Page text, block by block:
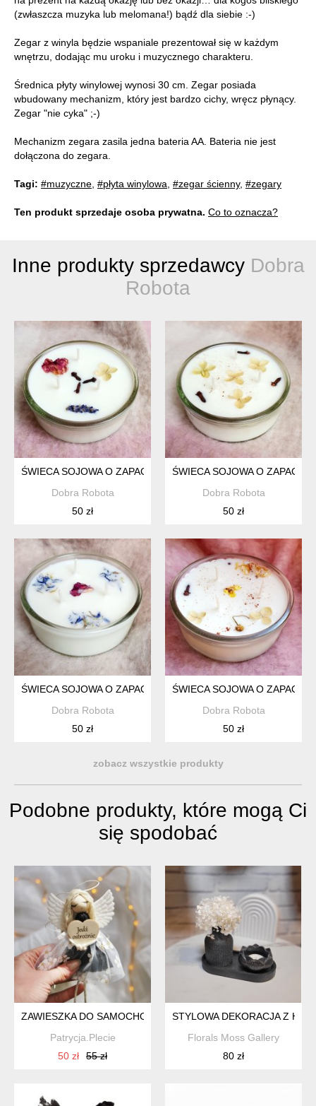
(zwłaszcza muzyka lub melomana!) bądź dla siebie :-)
Zegar z winyla będzie wspaniale prezentował się w każdym
wnętrzu, dodając mu uroku i muzycznego charakteru.
Średnica płyty winylowej wynosi 30 cm. Zegar posiada
wbudowany mechanizm, który jest bardzo cichy, wręcz płynący.
Zegar "nie cyka" ;-)
Mechanizm zegara zasila jedna bateria AA. Bateria nie jest
dołączona do zegara.
Tagi: #muzyczne, #płyta winylowa, #zegar ścienny, #zegary
Ten produkt sprzedaje osoba prywatna. Co to oznacza?
Inne produkty sprzedawcy Dobra
Robota
ŚWIECA SOJOWA O ZAPACHU ŚWIĄT, ŚWIECZKA SOJOWA
Dobra Robota
50 zł
ŚWIECA SOJOWA O
Dobra Robota
50 zł
ŚWIECA SOJOWA O ZAPACHU GOŹDZIKÓW Z POMARAŃCZĄ,
Dobra Robota
50 zł
ŚWIECA SOJOWA O
Dobra Robota
50 zł
zobacz wszystkie produkty
Podobne produkty, które mogą Ci
się spodobać
ZAWIESZKA DO SAMOCHODU ANIOŁEK - JEDŹ OSTROŻNIE -
Patrycja.Plecie
50 zł
55 zł
STYLOWA DEKORACJA Z
Florals Moss Gallery
80 zł